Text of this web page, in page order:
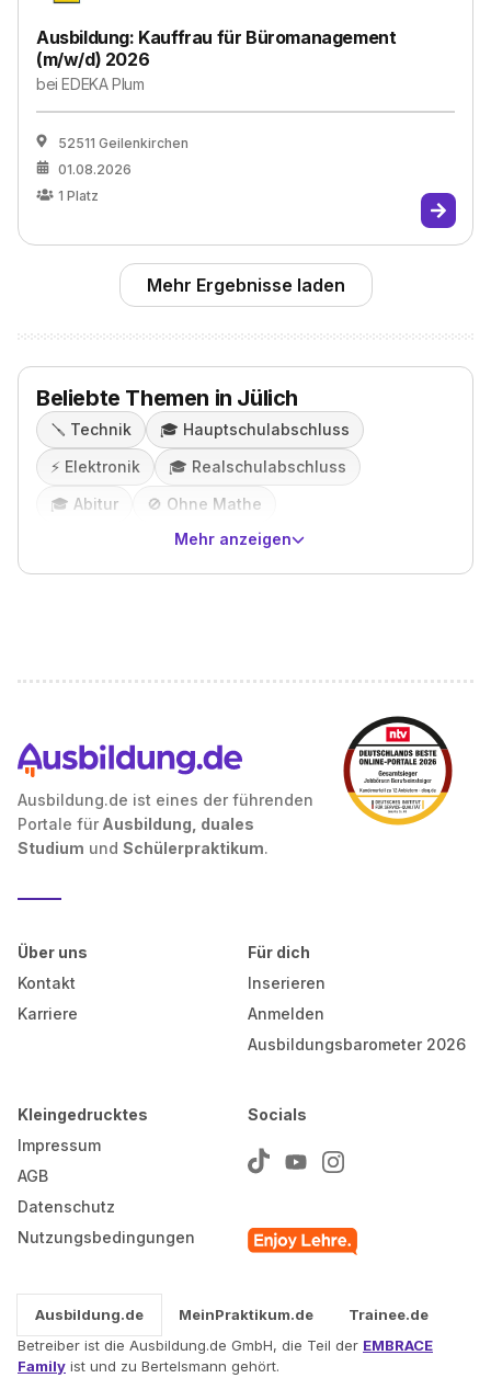
Ausbildung: Kauffrau für Büromanagement
(m/w/d) 2026
beiEDEKA Plum
52511 Geilenkirchen
01.08.2026
1 Platz
Mehr Ergebnisse laden
Beliebte Themen in Jülich
🪛 Technik 🎓️ Hauptschulabschluss
⚡️ Elektronik 🎓️ Realschulabschluss
🎓️ Abitur 🚫 Ohne Mathe
Mehr anzeigen
Ausbildung.de ist eines der führenden
Portale für Ausbildung, duales
Studium und Schülerpraktikum.
Über uns
Kontakt
Karriere
Für dich
Inserieren
Anmelden
Ausbildungsbarometer 2026
Kleingedrucktes
Impressum
AGB
Datenschutz
Nutzungsbedingungen
Socials
Ausbildung.de MeinPraktikum.de
Trainee.de
Betreiber ist die Ausbildung.de GmbH, die Teil der EMBRACE
Family ist und zu Bertelsmann gehört.